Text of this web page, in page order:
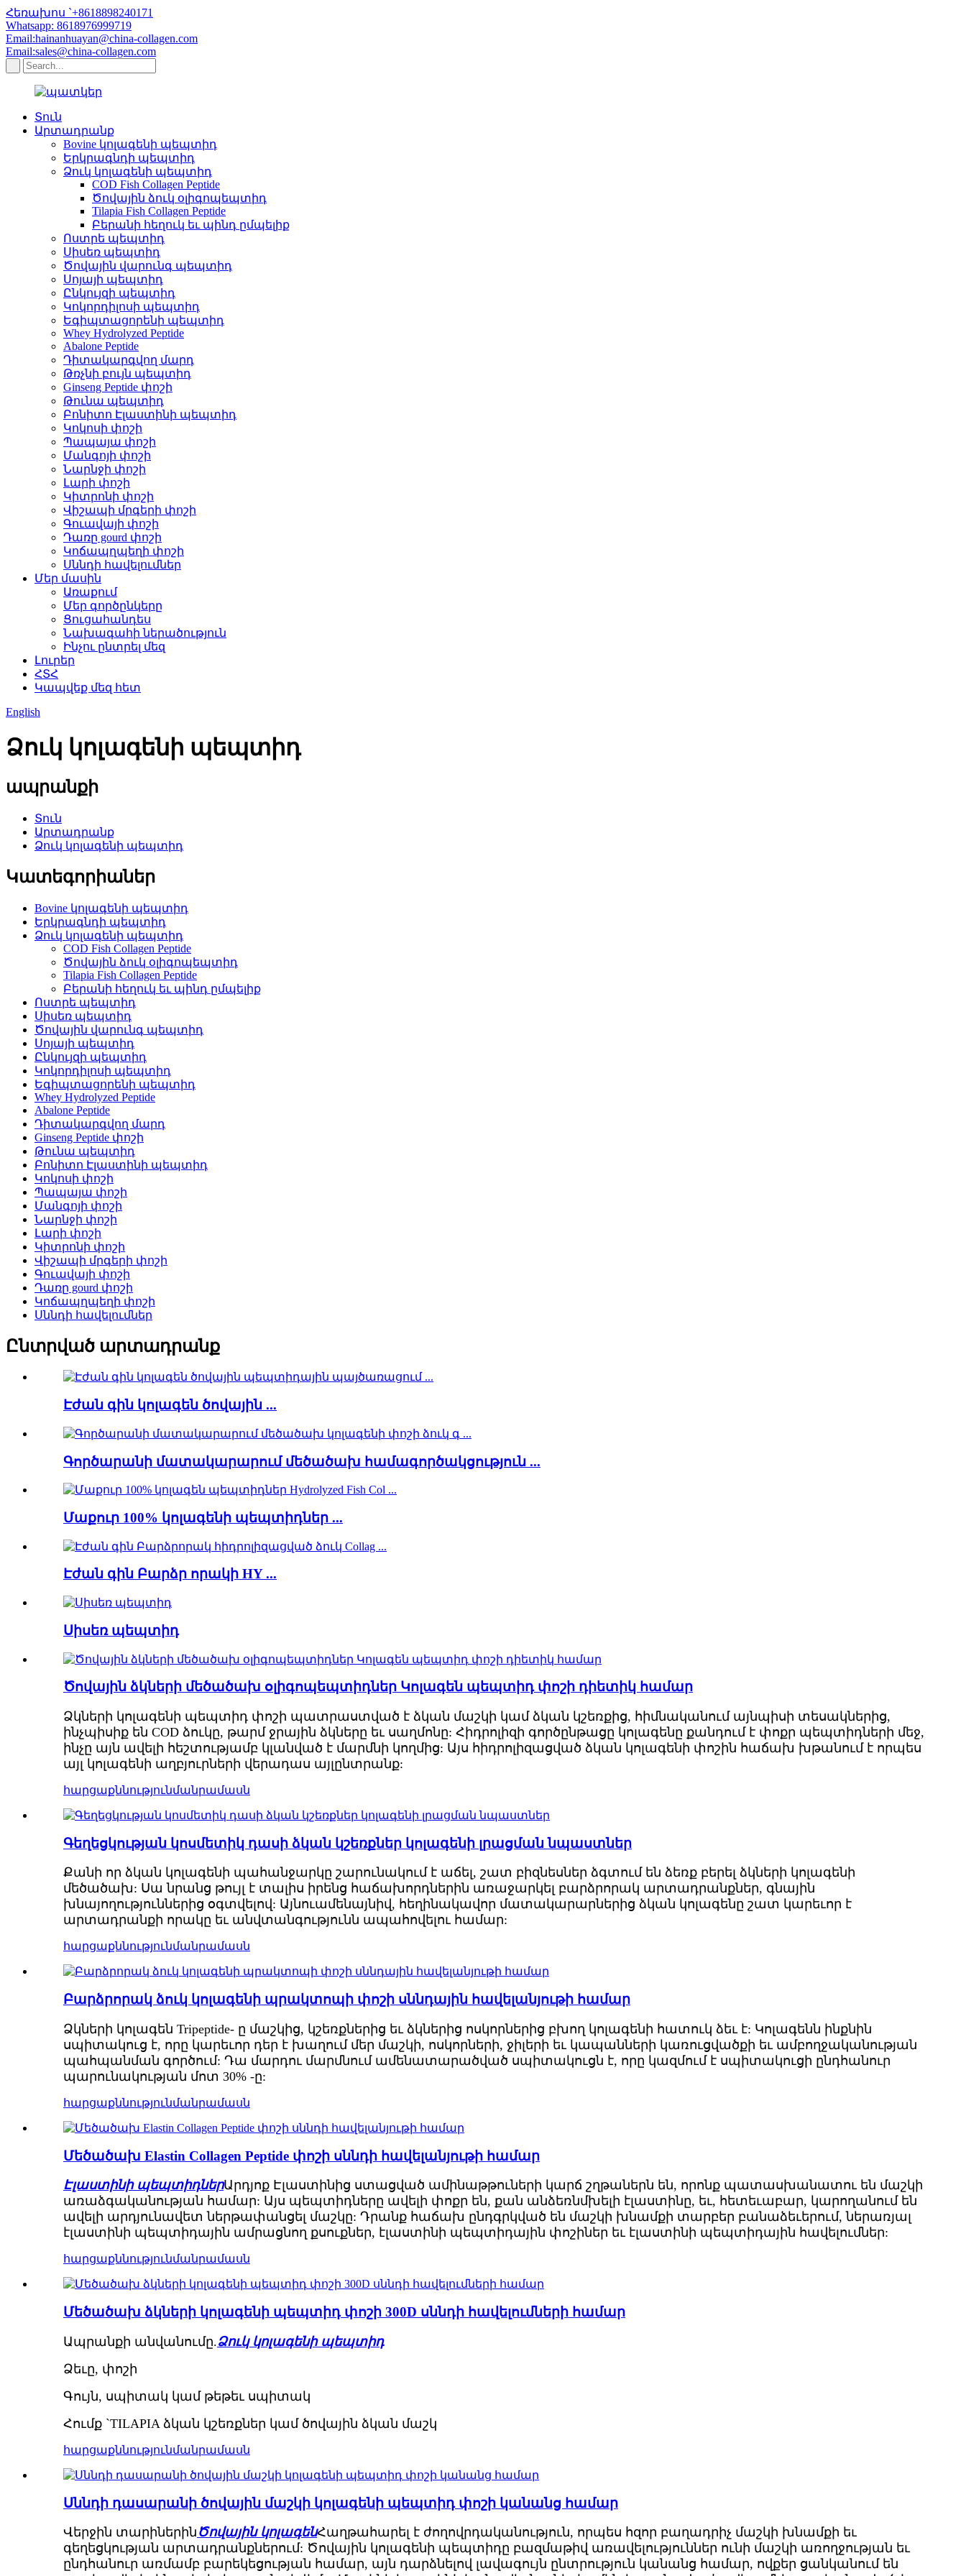
Հեռախոս `+8618898240171
Whatsapp: 8618976999719
Email:hainanhuayan@china-collagen.com
Email:sales@china-collagen.com
Տուն
Արտադրանք
Bovine կոլագենի պեպտիդ
Երկրագնդի պեպտիդ
Ձուկ կոլագենի պեպտիդ
COD Fish Collagen Peptide
Ծովային ձուկ օլիգոպեպտիդ
Tilapia Fish Collagen Peptide
Բերանի հեղուկ եւ պինդ ըմպելիք
Ոստրե պեպտիդ
Սիսեռ պեպտիդ
Ծովային վարունգ պեպտիդ
Սոյայի պեպտիդ
Ընկույզի պեպտիդ
Կոկորդիլոսի պեպտիդ
Եգիպտացորենի պեպտիդ
Whey Hydrolyzed Peptide
Abalone Peptide
Դիտակարգվող մարդ
Թռչնի բույն պեպտիդ
Ginseng Peptide փոշի
Թունա պեպտիդ
Բոնիտո Էլաստինի պեպտիդ
Կոկոսի փոշի
Պապայա փոշի
Մանգոյի փոշի
Նարնջի փոշի
Լարի փոշի
Կիտրոնի փոշի
Վիշապի մրգերի փոշի
Գուավայի փոշի
Դառը gourd փոշի
Կոճապղպեղի փոշի
Սննդի հավելումներ
Մեր մասին
Առաքում
Մեր գործընկերը
Ցուցահանդես
Նախագահի ներածություն
Ինչու ընտրել մեզ
Լուրեր
ՀՏՀ
Կապվեք մեզ հետ
English
Ձուկ կոլագենի պեպտիդ
ապրանքի
Տուն
Արտադրանք
Ձուկ կոլագենի պեպտիդ
Կատեգորիաներ
Bovine կոլագենի պեպտիդ
Երկրագնդի պեպտիդ
Ձուկ կոլագենի պեպտիդ
COD Fish Collagen Peptide
Ծովային ձուկ օլիգոպեպտիդ
Tilapia Fish Collagen Peptide
Բերանի հեղուկ եւ պինդ ըմպելիք
Ոստրե պեպտիդ
Սիսեռ պեպտիդ
Ծովային վարունգ պեպտիդ
Սոյայի պեպտիդ
Ընկույզի պեպտիդ
Կոկորդիլոսի պեպտիդ
Եգիպտացորենի պեպտիդ
Whey Hydrolyzed Peptide
Abalone Peptide
Դիտակարգվող մարդ
Ginseng Peptide փոշի
Թունա պեպտիդ
Բոնիտո Էլաստինի պեպտիդ
Կոկոսի փոշի
Պապայա փոշի
Մանգոյի փոշի
Նարնջի փոշի
Լարի փոշի
Կիտրոնի փոշի
Վիշապի մրգերի փոշի
Գուավայի փոշի
Դառը gourd փոշի
Կոճապղպեղի փոշի
Սննդի հավելումներ
Ընտրված արտադրանք
Էժան գին կոլագեն ծովային ...
Գործարանի մատակարարում մեծածախ համագործակցություն ...
Մաքուր 100% կոլագենի պեպտիդներ ...
Էժան գին Բարձր որակի HY ...
Սիսեռ պեպտիդ
Ծովային ձկների մեծածախ օլիգոպեպտիդներ Կոլագեն պեպտիդ փոշի դիետիկ համար
Ձկների կոլագենի պեպտիդ փոշի պատրաստված է ձկան մաշկի կամ ձկան կշեռքից, հիմնականում այնպիսի տեսակներից,
ինչպիսիք են COD ձուկը, թարմ ջրային ձկները եւ սաղմոնը: Հիդրոլիզի գործընթացը կոլագենը քանդում է փոքր պեպտիդների մեջ,
ինչը այն ավելի հեշտությամբ կլանված է մարմնի կողմից: Այս հիդրոլիզացված ձկան կոլագենի փոշին հաճախ խթանում է որպես
այլ կոլագենի աղբյուրների վերադաս այլընտրանք:
հարցաքննությունմանրամասն
Գեղեցկության կոսմետիկ դասի ձկան կշեռքներ կոլագենի լրացման նպաստներ
Քանի որ ձկան կոլագենի պահանջարկը շարունակում է աճել, շատ բիզնեսներ ձգտում են ձեռք բերել ձկների կոլագենի
մեծածախ: Սա նրանց թույլ է տալիս իրենց հաճախորդներին առաջարկել բարձրորակ արտադրանքներ, գնային
խնայողություններից օգտվելով: Այնուամենայնիվ, հեղինակավոր մատակարարներից ձկան կոլագենը շատ կարեւոր է
արտադրանքի որակը եւ անվտանգությունն ապահովելու համար:
հարցաքննությունմանրամասն
Բարձրորակ ձուկ կոլագենի պրակտոպի փոշի սննդային հավելանյութի համար
Ձկների կոլագեն Tripeptide- ը մաշկից, կշեռքներից եւ ձկներից ոսկորներից բխող կոլագենի հատուկ ձեւ է: Կոլագենն ինքնին
սպիտակուց է, որը կարեւոր դեր է խաղում մեր մաշկի, ոսկորների, ջիլերի եւ կապանների կառուցվածքի եւ ամբողջականության
պահպանման գործում: Դա մարդու մարմնում ամենատարածված սպիտակուցն է, որը կազմում է սպիտակուցի ընդհանուր
պարունակության մոտ 30% -ը:
հարցաքննությունմանրամասն
Մեծածախ Elastin Collagen Peptide փոշի սննդի հավելանյութի համար
Էլաստինի պեպտիդներԱրդյոք Էլաստինից ստացված ամինաթթուների կարճ շղթաներն են, որոնք պատասխանատու են մաշկի
առաձգականության համար: Այս պեպտիդները ավելի փոքր են, քան անձեռնմխելի էլաստինը, եւ, հետեւաբար, կարողանում են
ավելի արդյունավետ ներթափանցել մաշկը: Դրանք հաճախ ընդգրկված են մաշկի խնամքի տարբեր բանաձեւերում, ներառյալ
էլաստինի պեպտիդային ամրացնող քսուքներ, էլաստինի պեպտիդային փոշիներ եւ էլաստինի պեպտիդային հավելումներ:
հարցաքննությունմանրամասն
Մեծածախ ձկների կոլագենի պեպտիդ փոշի 300D սննդի հավելումների համար
Ապրանքի անվանումը.Ձուկ կոլագենի պեպտիդ
Ձեւը, փոշի
Գույն, սպիտակ կամ թեթեւ սպիտակ
Հումք `TILAPIA ձկան կշեռքներ կամ ծովային ձկան մաշկ
հարցաքննությունմանրամասն
Սննդի դասարանի ծովային մաշկի կոլագենի պեպտիդ փոշի կանանց համար
Վերջին տարիներին Ծովային կոլագենՀաղթահարել է ժողովրդականություն, որպես հզոր բաղադրիչ մաշկի խնամքի եւ
գեղեցկության արտադրանքներում: Ծովային կոլագենի պեպտիդը բազմաթիվ առավելություններ ունի մաշկի առողջության եւ
ընդհանուր առմամբ բարեկեցության համար, այն դարձնելով լավագույն ընտրություն կանանց համար, ովքեր ցանկանում են